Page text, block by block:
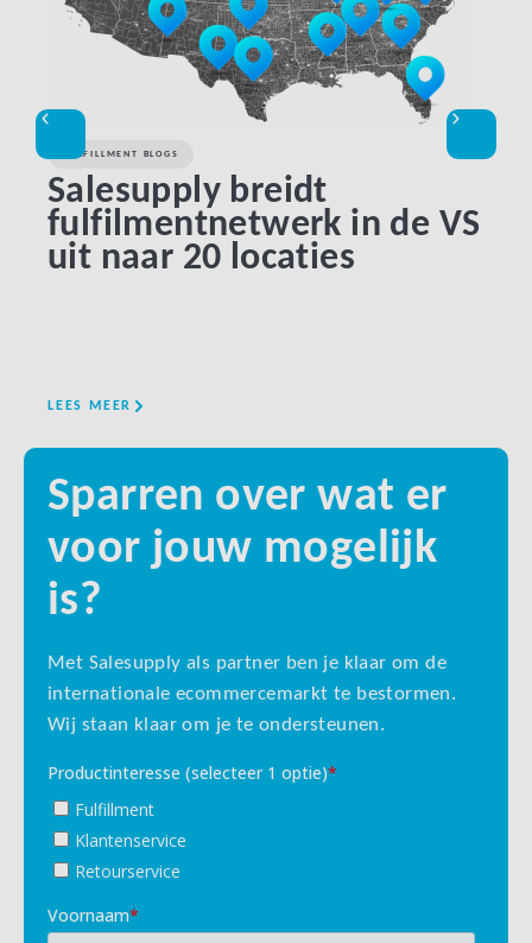
FULFILLMENT BLOGS
Salesupply breidt
fulfilmentnetwerk in de VS
uit naar 20 locaties
LEES MEER
Sparren over wat er
voor jouw mogelijk
is?
Met Salesupply als partner ben je klaar om de
internationale ecommercemarkt te bestormen.
Wij staan klaar om je te ondersteunen.